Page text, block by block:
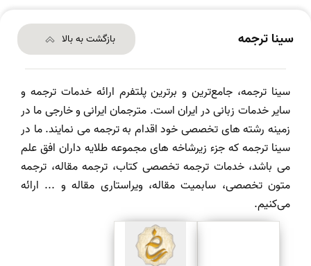
سینا ترجمه بازگشت به بالا
سینا ترجمه، جامع‌ترین و برترین پلتفرم ارائه خدمات ترجمه و
سایر خدمات زبانی در ایران است. مترجمان ایرانی و خارجی ما در
زمینه رشته های تخصصی خود اقدام به ترجمه می نمایند. ما در
سینا ترجمه که جزء زیرشاخه های مجموعه طلایه داران افق علم
می باشد، خدمات ترجمه تخصصی کتاب، ترجمه مقاله، ترجمه
متون تخصصی، سابمیت مقاله، ویراستاری مقاله و ... ارائه
می‌کنیم.